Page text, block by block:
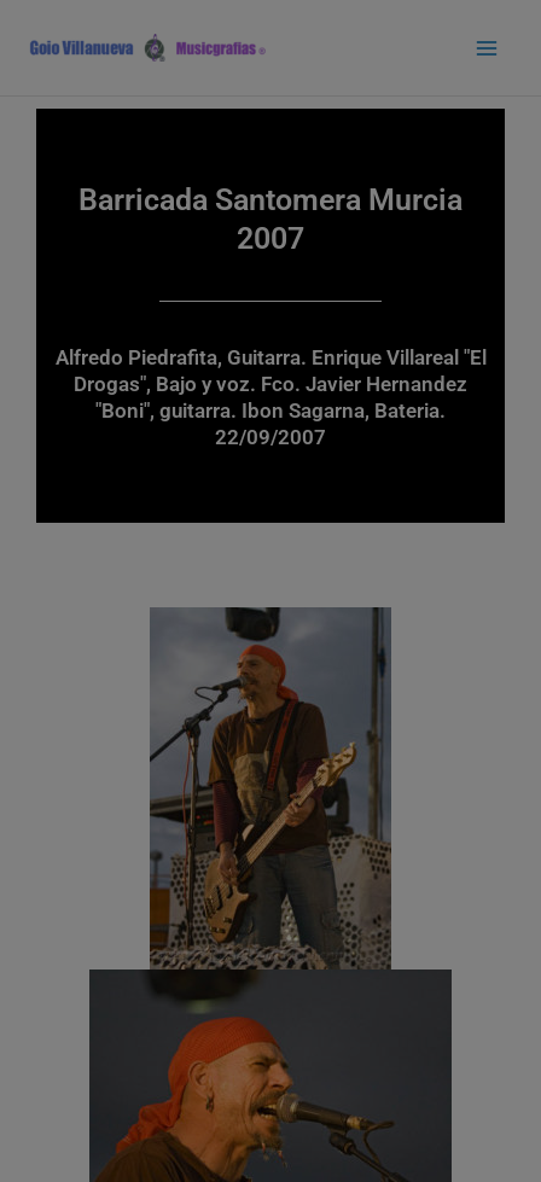
contenido
Barricada Santomera Murcia
2007
Alfredo Piedrafita, Guitarra. Enrique Villareal "El
Drogas", Bajo y voz. Fco. Javier Hernandez
"Boni", guitarra. Ibon Sagarna, Bateria.
22/09/2007